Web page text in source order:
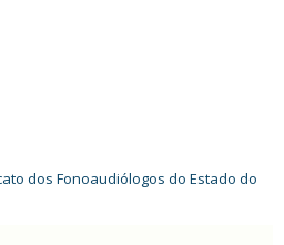
dos Fonoaudiólogos do Estado do